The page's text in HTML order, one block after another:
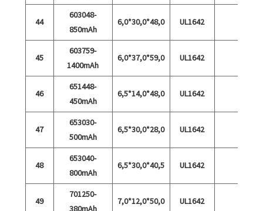
44
603048-
850mAh
6,0*30,0*48,0 UL1642
45
603759-
1400mAh
6,0*37,0*59,0 UL1642
46
651448-
450mAh
6,5*14,0*48,0 UL1642
47
653030-
500mAh
6,5*30,0*28,0 UL1642
48
653040-
800mAh
6,5*30,0*40,5 UL1642
49
701250-
380mAh
7,0*12,0*50,0 UL1642